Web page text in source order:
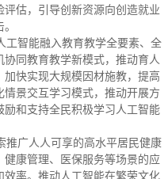
估，引导创新资源向创造就业
工智能融入教育教学全要素、全
同教育教学新模式，推动育人
快实现大规模因材施教，提高
景交互学习模式，推动开展方
和支持全民积极学习人工智能
推广人人可享的高水平居民健康
康管理、医保服务等场景的应
率。推动人工智能在繁荣文化